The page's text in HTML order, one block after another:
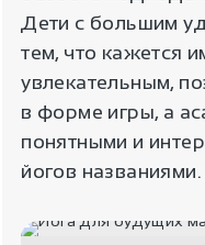
Дети с большим
тем, что кажется
увлекательным,
в форме игры, а
понятными и
йогов названиями.